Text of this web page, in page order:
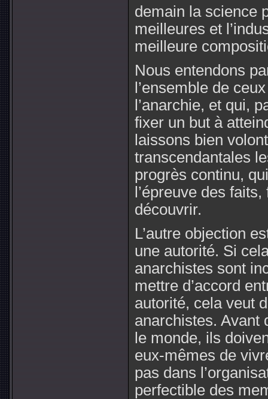
demain la science
meilleures et
meilleure
Nous entendons
l’ensemble de
l’anarchie, et qui,
fixer un but à
laissons bien
transcendantales
progrès continu,
l’épreuve des
découvrir.
L’autre objection
une autorité. Si
anarchistes sont
mettre d’accord
autorité, cela veut
anarchistes. Avant
le monde, ils
eux-mêmes de
pas dans
perfectible des